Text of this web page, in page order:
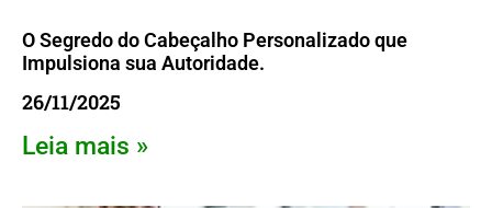
O Segredo do Cabeçalho Personalizado que
Impulsiona sua Autoridade.
26/11/2025
Leia mais »